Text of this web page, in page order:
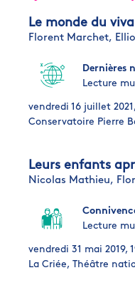
Le monde du
Florent Marchet,
Dernières
Lecture
vendredi 16 juillet
Conservatoire Pierre
Leurs enfants
Nicolas Mathieu,
Lecture
vendredi 31 mai 2019,
La Criée, Théâtre